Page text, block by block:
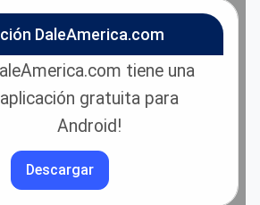
DaleAmerica.com
tiene una
aplicación gratuita para
Android!
Descargar